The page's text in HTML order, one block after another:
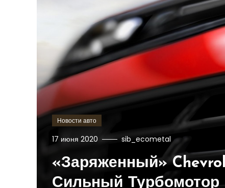
Новости авто
17 июня 2020 sib_ecometal
«Заряженный»
Сильный Турбомотор